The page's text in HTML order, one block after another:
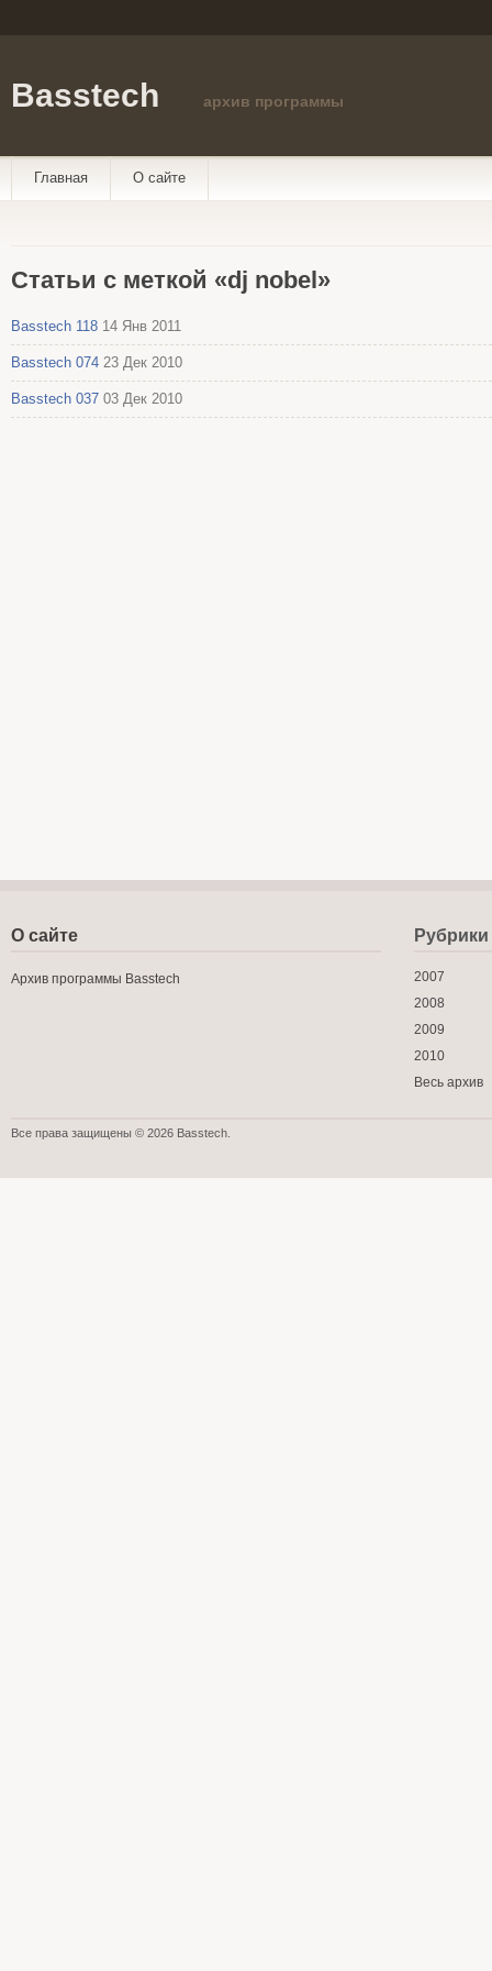
Basstech архив программы
Главная О сайте
Статьи с меткой «dj nobel»
Basstech 118 14 Янв 2011
Basstech 074 23 Дек 2010
Basstech 037 03 Дек 2010
О сайте
Архив программы Basstech
Рубрики
2007
2008
2009
2010
Весь архив
Все права защищены © 2026 Basstech.